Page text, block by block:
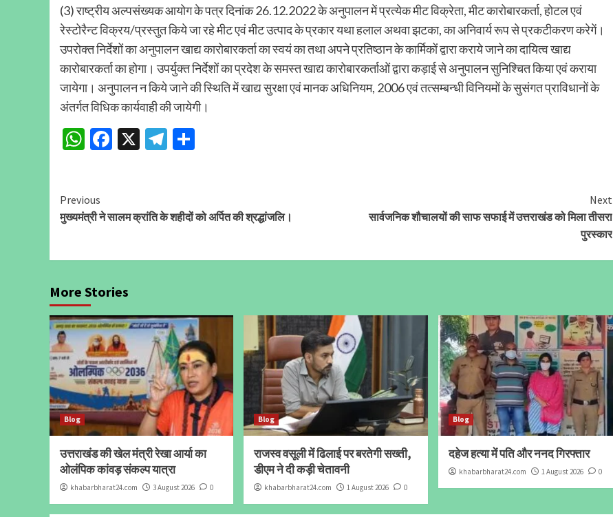
(3) राष्ट्रीय अल्पसंख्यक आयोग के पत्र दिनांक 26.12.2022 के अनुपालन में प्रत्येक मीट विक्रेता, मीट कारोबारकर्ता, होटल एवं
रेस्टोरैन्ट विक्रय/प्रस्तुत किये जा रहे मीट एवं मीट उत्पाद के प्रकार यथा हलाल अथवा झटका, का अनिवार्य रूप से प्रकटीकरण करेगें।
उपरोक्त निर्देशों का अनुपालन खाद्य कारोबारकर्ता का स्वयं का तथा अपने प्रतिष्ठान के कार्मिकों द्वारा कराये जाने का दायित्व खाद्य
कारोबारकर्ता का होगा। उपर्युक्त निर्देशों का प्रदेश के समस्त खाद्य कारोबारकर्ताओं द्वारा कड़ाई से अनुपालन सुनिश्चित किया एवं कराया
जायेगा। अनुपालन न किये जाने की स्थिति में खाद्य सुरक्षा एवं मानक अधिनियम, 2006 एवं तत्सम्बन्धी विनियमों के सुसंगत प्राविधानों के
अंतर्गत विधिक कार्यवाही की जायेगी।
WhatsApp
Facebook
X Telegram
Continue
Reading
Previous
मुख्यमंत्री ने सालम क्रांति के शहीदों को अर्पित की श्रद्धांजलि।
Next
सार्वजनिक शौचालयों की साफ सफाई में उत्तराखंड को मिला तीसरा
पुरस्कार
More Stories
Blog
उत्तराखंड की खेल मंत्री रेखा आर्या का
ओलंपिक कांवड़ संकल्प यात्रा
khabarbharat24.com 3 August 2026 0
Blog
राजस्व वसूली में ढिलाई पर बरतेगी सख्ती,
डीएम ने दी कड़ी चेतावनी
khabarbharat24.com 1 August 2026 0
Blog
दहेज हत्या में पति और ननद गिरफ्तार
khabarbharat24.com 1 August 2026 0